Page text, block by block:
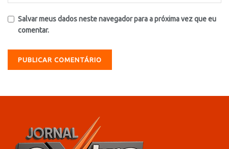
Salvar meus dados neste navegador para a próxima vez que eu
comentar.